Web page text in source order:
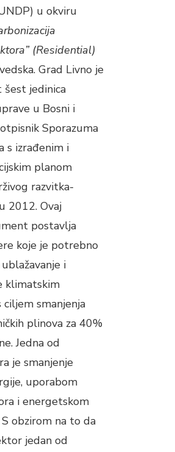
u okviru
(Residential)
Grad Livno je
jedinica
u Bosni i
Sporazuma
s izrađenim i
planom
razvitka-
2012. Ovaj
postavlja
koje je potrebno
i
klimatskim
ciljem smanjenja
plinova za 40%
Jedna od
je smanjenje
uporabom
i energetskom
obzirom na to da
jedan od